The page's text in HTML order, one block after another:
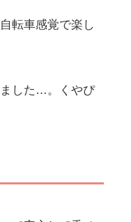
転車感覚で楽し
した…。くやぴ